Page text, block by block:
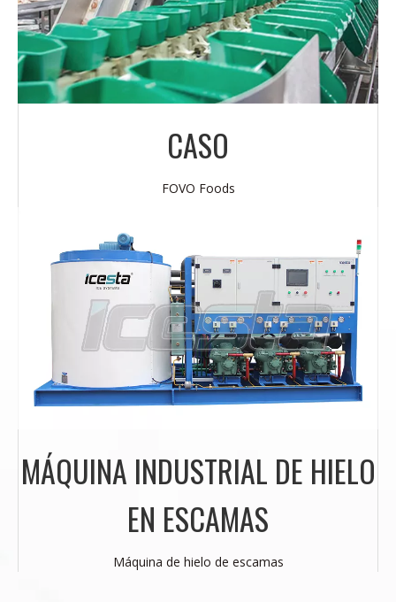
CASO
FOVO Foods
MÁQUINA INDUSTRIAL DE HIELO
EN ESCAMAS
Máquina de hielo de escamas